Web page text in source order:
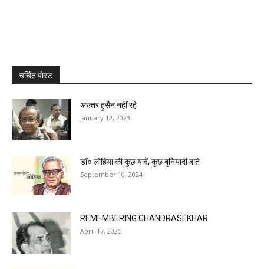
चर्चित पोस्ट
अख्तर हुसैन नहीं रहे
January 12, 2023
डॉ० लोहिया की कुछ यादें, कुछ बुनियादी बाते
September 10, 2024
REMEMBERING CHANDRASEKHAR
April 17, 2025